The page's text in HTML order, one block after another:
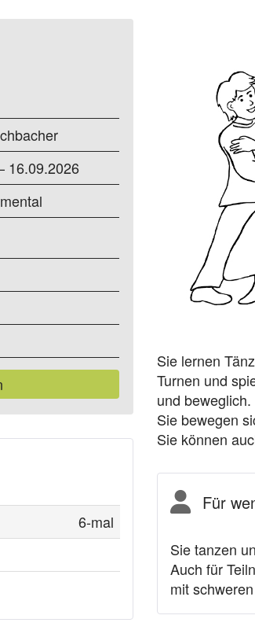
16.09.2026
Sie lernen
Turnen und
und beweglich.
Sie bewegen
Sie können
6-mal
Für
Sie tanzen
Auch für
mit